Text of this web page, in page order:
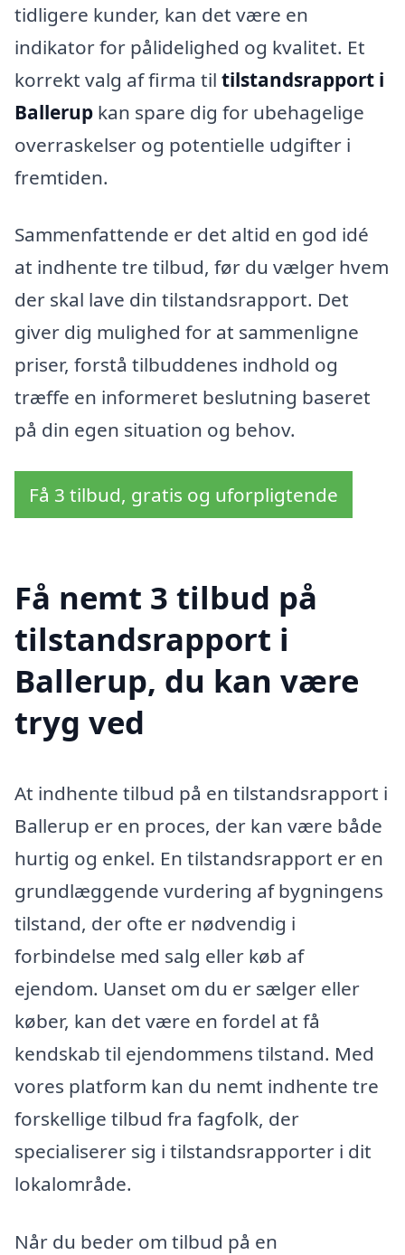
tidligere kunder, kan det være en
indikator for pålidelighed og kvalitet. Et
korrekt valg af firma til tilstandsrapport i
Ballerup kan spare dig for ubehagelige
overraskelser og potentielle udgifter i
fremtiden.
Sammenfattende er det altid en god idé
at indhente tre tilbud, før du vælger hvem
der skal lave din tilstandsrapport. Det
giver dig mulighed for at sammenligne
priser, forstå tilbuddenes indhold og
træffe en informeret beslutning baseret
på din egen situation og behov.
Få 3 tilbud, gratis og uforpligtende
Få nemt 3 tilbud på
tilstandsrapport i
Ballerup, du kan være
tryg ved
At indhente tilbud på en tilstandsrapport i
Ballerup er en proces, der kan være både
hurtig og enkel. En tilstandsrapport er en
grundlæggende vurdering af bygningens
tilstand, der ofte er nødvendig i
forbindelse med salg eller køb af
ejendom. Uanset om du er sælger eller
køber, kan det være en fordel at få
kendskab til ejendommens tilstand. Med
vores platform kan du nemt indhente tre
forskellige tilbud fra fagfolk, der
specialiserer sig i tilstandsrapporter i dit
lokalområde.
Når du beder om tilbud på en